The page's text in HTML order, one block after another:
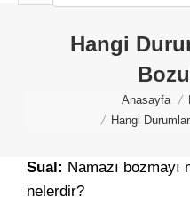
Hangi
Anasayfa
Hangi
Sual: Namazı bozmayı
nelerdir?